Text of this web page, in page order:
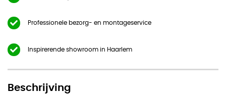
Professionele bezorg- en montageservice
Inspirerende showroom in Haarlem
Beschrijving